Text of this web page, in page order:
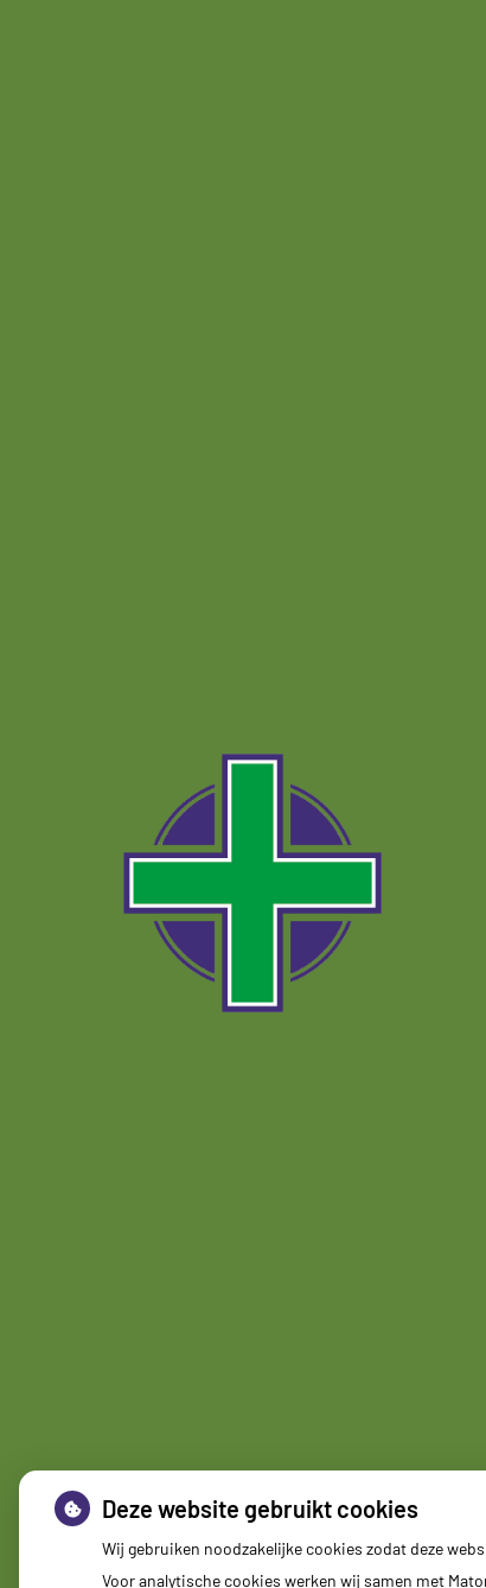
Deze website gebruikt cookies
Wij gebruiken noodzakelijke cookies zodat deze
Voor analytische cookies werken wij samen met